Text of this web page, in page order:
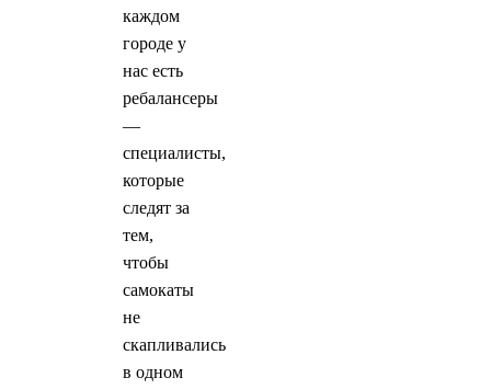
каждом
городе у
нас есть
ребалансеры
—
cпециалисты,
которые
следят за
тем,
чтобы
самокаты
не
скапливались
в одном